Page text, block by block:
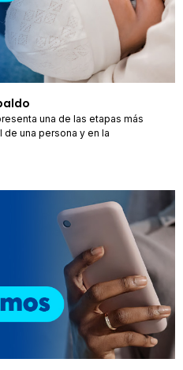
una de las etapas más
una persona y en la